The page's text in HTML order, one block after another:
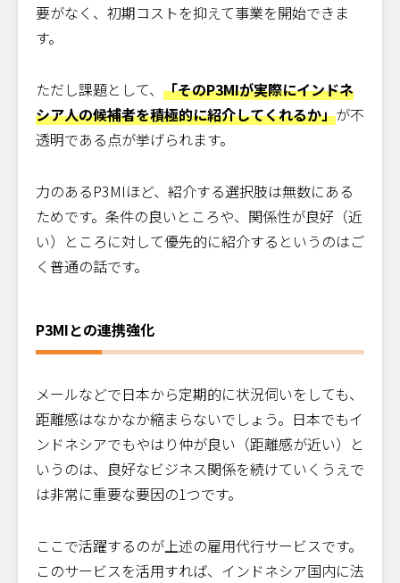
要がなく、初期コストを抑えて事業を開始できま
す。
ただし課題として、 「そのP3MIが実際にインドネ
シア人の候補者を積極的に紹介してくれるか」が不
透明である点が挙げられます。
力のあるP3MIほど、紹介する選択肢は無数にある
ためです。条件の良いところや、関係性が良好（近
い）ところに対して優先的に紹介するというのはご
く普通の話です。
P3MIとの連携強化
メールなどで日本から定期的に状況伺いをしても、
距離感はなかなか縮まらないでしょう。日本でもイ
ンドネシアでもやはり仲が良い（距離感が近い）と
いうのは、良好なビジネス関係を続けていくうえで
は非常に重要な要因の1つです。
ここで活躍するのが上述の雇用代行サービスです。
このサービスを活用すれば、インドネシア国内に法